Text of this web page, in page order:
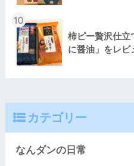
10
柿ピー贅沢仕立
に醤油」をレビ
カテゴリー
なんダンの日常